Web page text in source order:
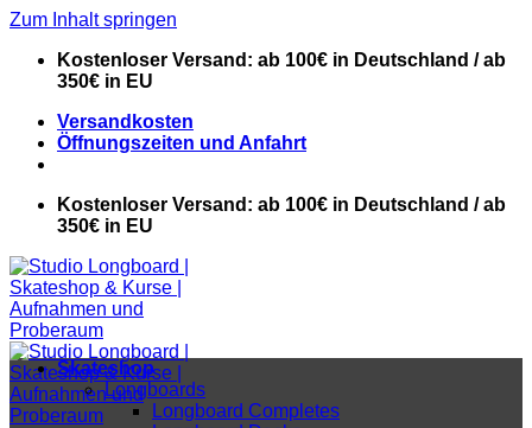
Zum Inhalt springen
Kostenloser Versand: ab 100€ in Deutschland / ab
350€ in EU
Versandkosten
Öffnungszeiten und Anfahrt
Kostenloser Versand: ab 100€ in Deutschland / ab
350€ in EU
Skateshop
Longboards
Longboard Completes